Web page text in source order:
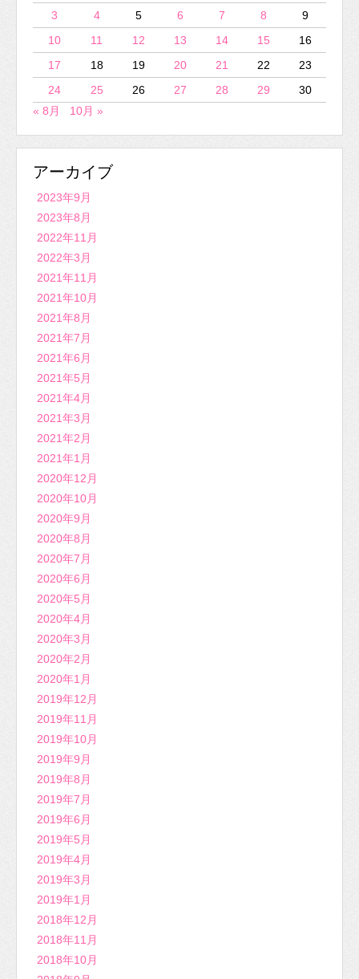
3
4 5 6 7 8
9
10
11 12 13 14 15
16
17
18 19 20 21 22
23
24
25 26 27 28 29
30
« 8月
10月 »
アーカイブ
2023年9月
2023年8月
2022年11月
2022年3月
2021年11月
2021年10月
2021年8月
2021年7月
2021年6月
2021年5月
2021年4月
2021年3月
2021年2月
2021年1月
2020年12月
2020年10月
2020年9月
2020年8月
2020年7月
2020年6月
2020年5月
2020年4月
2020年3月
2020年2月
2020年1月
2019年12月
2019年11月
2019年10月
2019年9月
2019年8月
2019年7月
2019年6月
2019年5月
2019年4月
2019年3月
2019年1月
2018年12月
2018年11月
2018年10月